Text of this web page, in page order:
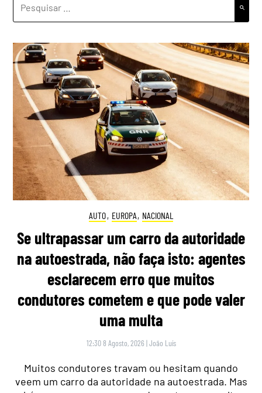
POR:
AUTO, EUROPA, NACIONAL
Se ultrapassar um carro da autoridade
na autoestrada, não faça isto: agentes
esclarecem erro que muitos
condutores cometem e que pode valer
uma multa
12:30 8 Agosto, 2026 |João Luís
Muitos condutores travam ou hesitam quando
veem um carro da autoridade na autoestrada. Mas